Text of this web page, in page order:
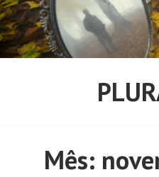
Pular
para
o
conteúdo
Mês: